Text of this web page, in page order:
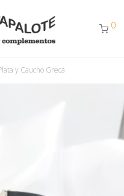
0
y Caucho Greca